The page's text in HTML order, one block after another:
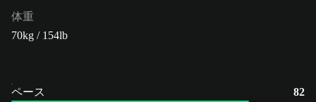
体重
70kg / 154lb
ペース
82